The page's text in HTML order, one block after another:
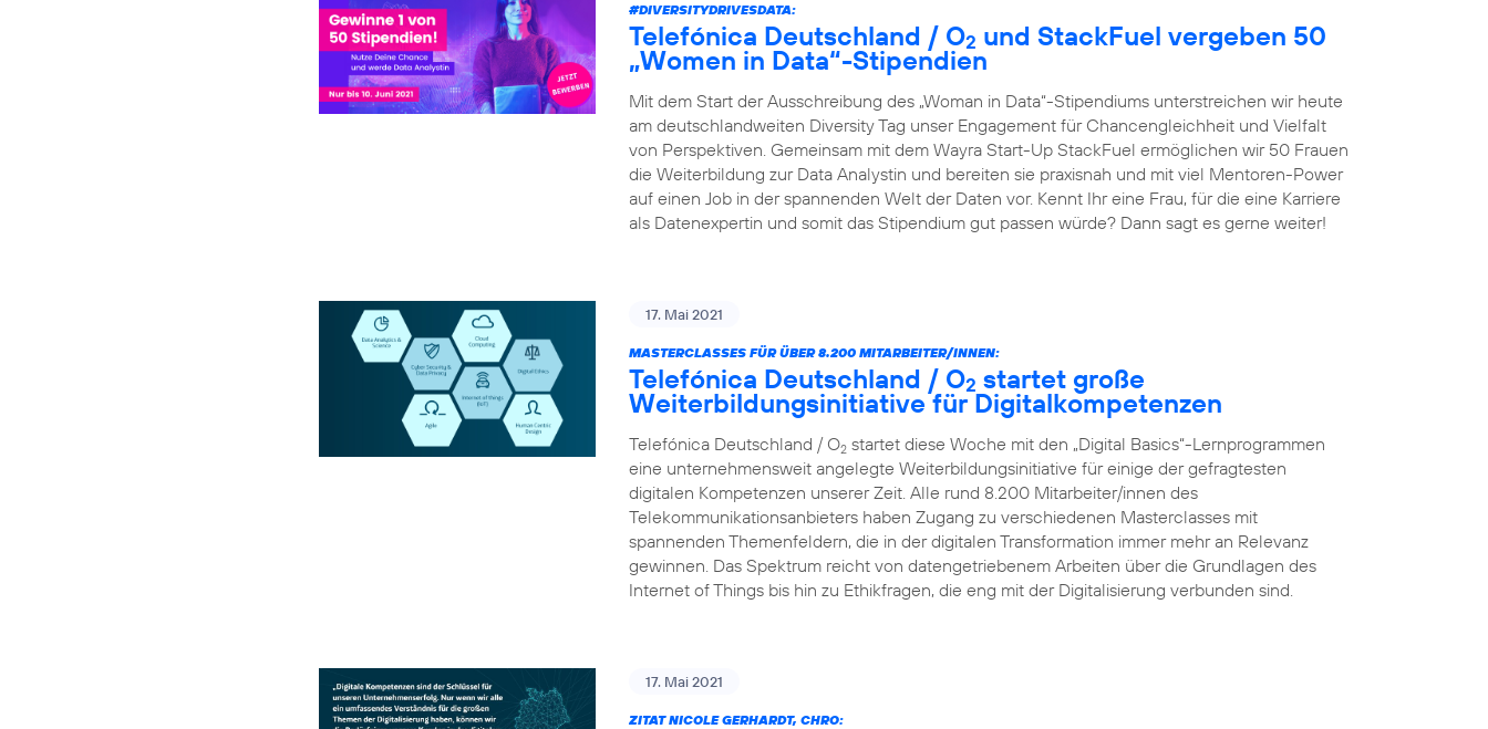
#DIVERSITYDRIVESDATA:
Telefónica Deutschland / O2 und StackFuel vergeben 50
„Women in Data“-Stipendien
Mit dem Start der Ausschreibung des „Woman in Data“-Stipendiums unterstreichen wir heute
am deutschlandweiten Diversity Tag unser Engagement für Chancengleichheit und Vielfalt
von Perspektiven. Gemeinsam mit dem Wayra Start-Up StackFuel ermöglichen wir 50 Frauen
die Weiterbildung zur Data Analystin und bereiten sie praxisnah und mit viel Mentoren-Power
auf einen Job in der spannenden Welt der Daten vor. Kennt Ihr eine Frau, für die eine Karriere
als Datenexpertin und somit das Stipendium gut passen würde? Dann sagt es gerne weiter!
17. Mai 2021
MASTERCLASSES FÜR ÜBER 8.200 MITARBEITER/INNEN:
Telefónica Deutschland / O2 startet große
Weiterbildungsinitiative für Digitalkompetenzen
Telefónica Deutschland / O2 startet diese Woche mit den „Digital Basics“-Lernprogrammen
eine unternehmensweit angelegte Weiterbildungsinitiative für einige der gefragtesten
digitalen Kompetenzen unserer Zeit. Alle rund 8.200 Mitarbeiter/innen des
Telekommunikationsanbieters haben Zugang zu verschiedenen Masterclasses mit
spannenden Themenfeldern, die in der digitalen Transformation immer mehr an Relevanz
gewinnen. Das Spektrum reicht von datengetriebenem Arbeiten über die Grundlagen des
Internet of Things bis hin zu Ethikfragen, die eng mit der Digitalisierung verbunden sind.
17. Mai 2021
ZITAT NICOLE GERHARDT, CHRO: